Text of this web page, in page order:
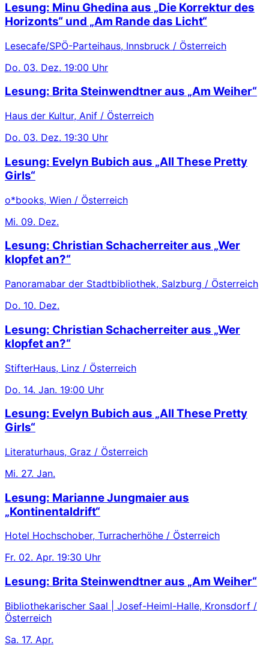
Lesung: Minu Ghedina aus „Die Korrektur des
Horizonts“ und „Am Rande das Licht“
Lesecafe/SPÖ-Parteihaus, Innsbruck / Österreich
Do. 03. Dez. 19:00 Uhr
Lesung: Brita Steinwendtner aus „Am Weiher“
Haus der Kultur, Anif / Österreich
Do. 03. Dez. 19:30 Uhr
Lesung: Evelyn Bubich aus „All These Pretty
Girls“
o*books, Wien / Österreich
Mi. 09. Dez.
Lesung: Christian Schacherreiter aus „Wer
klopfet an?“
Panoramabar der Stadtbibliothek, Salzburg / Österreich
Do. 10. Dez.
Lesung: Christian Schacherreiter aus „Wer
klopfet an?“
StifterHaus, Linz / Österreich
Do. 14. Jan. 19:00 Uhr
Lesung: Evelyn Bubich aus „All These Pretty
Girls“
Literaturhaus, Graz / Österreich
Mi. 27. Jan.
Lesung: Marianne Jungmaier aus
„Kontinentaldrift“
Hotel Hochschober, Turracherhöhe / Österreich
Fr. 02. Apr. 19:30 Uhr
Lesung: Brita Steinwendtner aus „Am Weiher“
Bibliothekarischer Saal | Josef-Heiml-Halle, Kronsdorf /
Österreich
Sa. 17. Apr.